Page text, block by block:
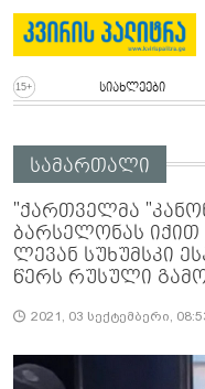
სიახლეები
სამართალი
"ქართველმა
ბარსელონას იქით
ლევან სუხუმსკი
წერს რუსული
2021, 03 სექტემბერი,